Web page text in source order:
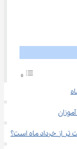
تر از خرداد ماه است؟